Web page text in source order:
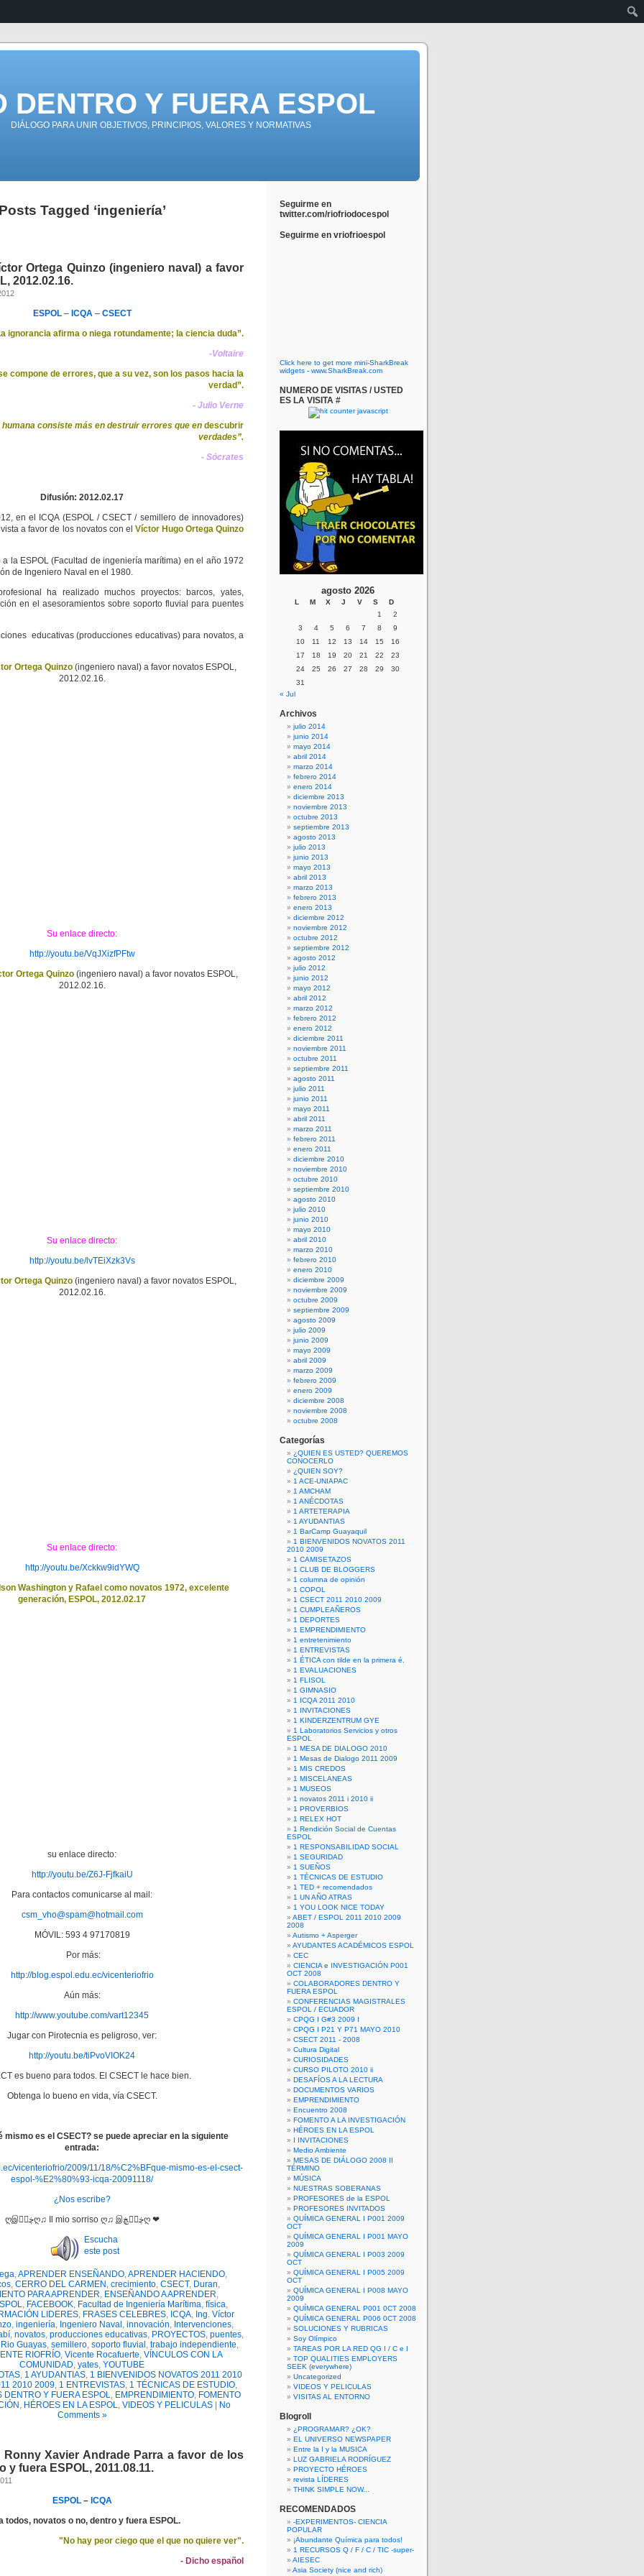
DENTRO Y FUERA ESPOL
DIÁLOGO PARA UNIR OBJETIVOS, PRINCIPIOS, VALORES Y NORMATIVAS
Posts Tagged ‘ingeniería’
Ortega Quinzo (ingeniero naval) a favor
2012.02.16.
ESPOL – ICQA – CSECT
ignorancia afirma o niega rotundamente; la ciencia duda”.
-Voltaire
compone de errores, que a su vez, son los pasos hacia la
verdad”.
- Julio Verne
humana consiste más en destruir errores que en descubrir
verdades”.
- Sócrates
Difusión: 2012.02.17
en el ICQA (ESPOL / CSECT / semillero de innovadores)
a favor de los novatos con el Víctor Hugo Ortega Quinzo
a la ESPOL (Facultad de ingeniería marítima) en el año 1972
de Ingeniero Naval en el 1980.
ha realizado muchos proyectos: barcos, yates,
en el asesoramientos sobre soporto fluvial para puentes
educativas (producciones educativas) para novatos, a
Ortega Quinzo (ingeniero naval) a favor novatos ESPOL,
2012.02.16.
Su enlace directo:
http://youtu.be/VqJXizfPFtw
Ortega Quinzo(ingeniero naval) a favor novatos ESPOL,
2012.02.16.
Su enlace directo:
http://youtu.be/lvTEiXzk3Vs
Ortega Quinzo (ingeniero naval) a favor novatos ESPOL,
2012.02.16.
Su enlace directo:
http://youtu.be/Xckkw9idYWQ
Washington y Rafael como novatos 1972, excelente
generación, ESPOL, 2012.02.17
su enlace directo:
http://youtu.be/Z6J-FjfkaiU
Para contactos comunicarse al mail:
csm_vho@spam@hotmail.com
MÓVIL: 593 4 97170819
Por más:
http://blog.espol.edu.ec/vicenteriofrio
Aún más:
http://www.youtube.com/vart12345
Jugar con Pirotecnia es peligroso, ver:
http://youtu.be/tiPvoVIOK24
es bueno para todos. El CSECT le hace bien.
Obtenga lo bueno en vida, vía CSECT.
mismo es el CSECT? se puede apreciar en la siguiente
entrada:
vicenteriofrio/2009/11/18/%C2%BFque-mismo-es-el-csect-
espol-%E2%80%93-icqa-20091118/
¿Nos escribe?
ღஇڿڰۣღ♫ Il mio sorriso ღ♫ இڿڰۣڿღ ❤
Escucha
este post
,APRENDER ENSEÑANDO,APRENDER HACIENDO,
, CERRO DEL CARMEN , crecimiento, CSECT, Duran,
PARA APRENDER, ENSEÑANDO A APRENDER,
, FACEBOOK, Facultad de Ingeniería Marítima, física,
LIDERES, FRASES CELEBRES, ICQA, Ing. Víctor
, ingeniería, Ingeniero Naval , innovación, Intervenciones,
, novatos, producciones educativas, PROYECTOS, puentes,
Rio Guayas, semillero, soporto fluvial , trabajo independiente,
RIOFRÍO, Vicente Rocafuerte, VÍNCULOS CON LA
COMUNIDAD, yates, YOUTUBE
, 1 AYUDANTIAS, 1 BIENVENIDOS NOVATOS 2011 2010
2010 2009, 1 ENTREVISTAS, 1 TÉCNICAS DE ESTUDIO,
DENTRO Y FUERA ESPOL, EMPRENDIMIENTO, FOMENTO
, HÉROES EN LA ESPOL, VIDEOS Y PELICULAS
No
Comments »
Ronny Xavier Andrade Parra a favor de los
y fuera ESPOL, 2011.08.11.
ESPOL– ICQA
todos, novatos o no, dentro y fuera ESPOL.
"No hay peor ciego que el que no quiere ver".
- Dicho español
Seguirme en
twitter.com/riofriodocespol
Seguirme en vriofrioespol
Click here to get more mini-SharkBreak
widgets - www.SharkBreak.com
NUMERO DE VISITAS / USTED
ES LA VISITA #
agosto 2026
L M X J V S
D
1
2
3
4 5 6 7 8
9
10
11 12 13 14 15
16
17
18 19 20 21 22
23
24
25 26 27 28 29
30
31
« Jul
Archivos
julio 2014
junio 2014
mayo 2014
abril 2014
marzo 2014
febrero 2014
enero 2014
diciembre 2013
noviembre 2013
octubre 2013
septiembre 2013
agosto 2013
julio 2013
junio 2013
mayo 2013
abril 2013
marzo 2013
febrero 2013
enero 2013
diciembre 2012
noviembre 2012
octubre 2012
septiembre 2012
agosto 2012
julio 2012
junio 2012
mayo 2012
abril 2012
marzo 2012
febrero 2012
enero 2012
diciembre 2011
noviembre 2011
octubre 2011
septiembre 2011
agosto 2011
julio 2011
junio 2011
mayo 2011
abril 2011
marzo 2011
febrero 2011
enero 2011
diciembre 2010
noviembre 2010
octubre 2010
septiembre 2010
agosto 2010
julio 2010
junio 2010
mayo 2010
abril 2010
marzo 2010
febrero 2010
enero 2010
diciembre 2009
noviembre 2009
octubre 2009
septiembre 2009
agosto 2009
julio 2009
junio 2009
mayo 2009
abril 2009
marzo 2009
febrero 2009
enero 2009
diciembre 2008
noviembre 2008
octubre 2008
Categorías
¿QUIEN ES USTED? QUEREMOS
CONOCERLO
¿QUIEN SOY?
1 ACE-UNIAPAC
1 AMCHAM
1 ANÉCDOTAS
1 ARTETERAPIA
1 AYUDANTIAS
1 BarCamp Guayaquil
1 BIENVENIDOS NOVATOS 2011
2010 2009
1 CAMISETAZOS
1 CLUB DE BLOGGERS
1 columna de opinión
1 COPOL
1 CSECT 2011 2010 2009
1 CUMPLEAÑEROS
1 DEPORTES
1 EMPRENDIMIENTO
1 entretenimiento
1 ENTREVISTAS
1 ÉTICA con tilde en la primera é.
1 EVALUACIONES
1 FLISOL
1 GIMNASIO
1 ICQA 2011 2010
1 INVITACIONES
1 KINDERZENTRUM GYE
1 Laboratorios Servicios y otros
ESPOL
1 MESA DE DIALOGO 2010
1 Mesas de Dialogo 2011 2009
1 MIS CREDOS
1 MISCELANEAS
1 MUSEOS
1 novatos 2011 i 2010 ii
1 PROVERBIOS
1 RELEX HOT
1 Rendición Social de Cuentas
ESPOL
1 RESPONSABILIDAD SOCIAL
1 SEGURIDAD
1 SUEÑOS
1 TÉCNICAS DE ESTUDIO
1 TED + recomendados
1 UN AÑO ATRAS
1 YOU LOOK NICE TODAY
ABET / ESPOL 2011 2010 2009
2008
Autismo + Asperger
AYUDANTES ACADÉMICOS ESPOL
CEC
CIENCIA e INVESTIGACIÓN P001
OCT 2008
COLABORADORES DENTRO Y
FUERA ESPOL
CONFERENCIAS MAGISTRALES
ESPOL / ECUADOR
CPQG I G#3 2009 I
CPQG I P21 Y P71 MAYO 2010
CSECT 2011 - 2008
Cultura Digital
CURIOSIDADES
CURSO PILOTO 2010 ii
DESAFÍOS A LA LECTURA
DOCUMENTOS VARIOS
EMPRENDIMIENTO
Encuentro 2008
FOMENTO A LA INVESTIGACIÓN
HÉROES EN LA ESPOL
I INVITACIONES
Medio Ambiente
MESAS DE DIÁLOGO 2008 II
TÉRMINO
MÚSICA
NUESTRAS SOBERANAS
PROFESORES de la ESPOL
PROFESORES INVITADOS
QUÍMICA GENERAL I P001 2009
OCT
QUÍMICA GENERAL I P001 MAYO
2009
QUÍMICA GENERAL I P003 2009
OCT
QUÍMICA GENERAL I P005 2009
OCT
QUÍMICA GENERAL I P008 MAYO
2009
QUÍMICA GENERAL P001 0CT 2008
QUÍMICA GENERAL P006 0CT 2008
SOLUCIONES Y RUBRICAS
Soy Olímpico
TAREAS POR LA RED QG I / C e I
TOP QUALITIES EMPLOYERS
SEEK (everywhere)
Uncategorized
VIDEOS Y PELICULAS
VISITAS AL ENTORNO
Blogroll
¿PROGRAMAR? ¿OK?
EL UNIVERSO NEWSPAPER
Entre la I y la MUSICA
LUZ GABRIELA RODRÍGUEZ
PROYECTO HÉROES
revista LÍDERES
THINK SIMPLE NOW...
RECOMENDADOS
-EXPERIMENTOS- CIENCIA
POPULAR
¡Abundante Química para todos!
1 RECURSOS Q / F / C / TIC -super-
AIESEC
Asia Society (nice and rich)